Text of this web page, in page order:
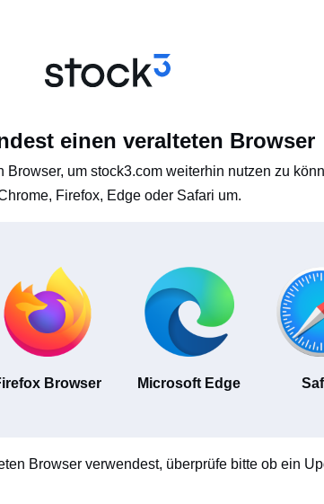
einen veralteten Browser
um stock3.com weiterhin nutzen zu
Firefox, Edge oder Safari um.
Browser Microsoft Edge
Browser verwendest, überprüfe bitte ob ein